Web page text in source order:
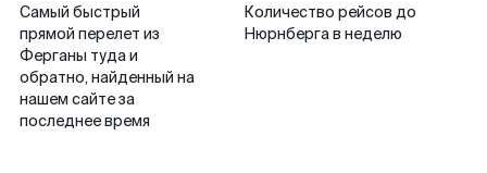
Самый быстрый
прямой перелет из
Ферганы туда и
обратно, найденный на
нашем сайте за
последнее время
Количество рейсов до
Нюрнберга в неделю